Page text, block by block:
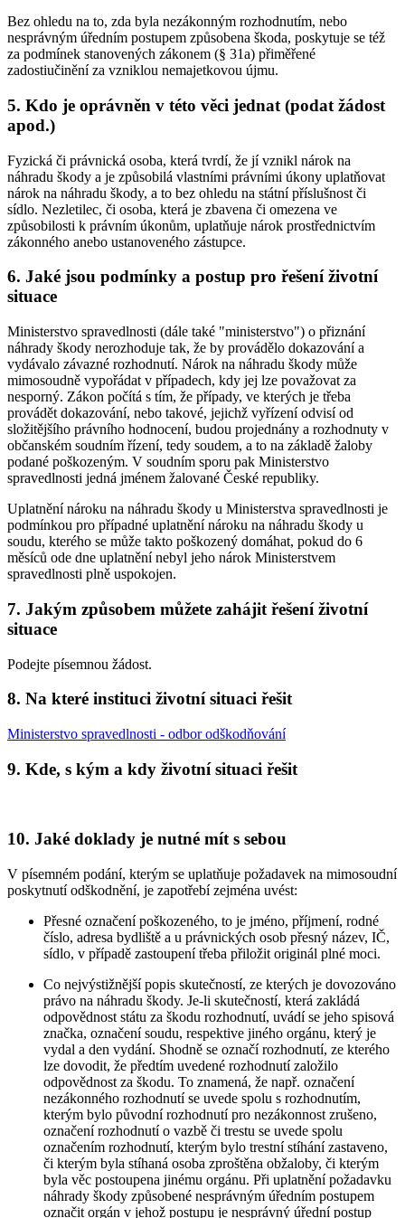
Bez ohledu na to, zda byla nezákonným rozhodnutím, nebo
nesprávným úředním postupem způsobena škoda, poskytuje se též
za podmínek stanovených zákonem (§ 31a) přiměřené
zadostiučinění za vzniklou nemajetkovou újmu.
5. Kdo je oprávněn v této věci jednat (podat žádost
apod.)
Fyzická či právnická osoba, která tvrdí, že jí vznikl nárok na
náhradu škody a je způsobilá vlastními právními úkony uplatňovat
nárok na náhradu škody, a to bez ohledu na státní příslušnost či
sídlo. Nezletilec, či osoba, která je zbavena či omezena ve
způsobilosti k právním úkonům, uplatňuje nárok prostřednictvím
zákonného anebo ustanoveného zástupce.
6. Jaké jsou podmínky a postup pro řešení životní
situace
Ministerstvo spravedlnosti (dále také "ministerstvo") o přiznání
náhrady škody nerozhoduje tak, že by provádělo dokazování a
vydávalo závazné rozhodnutí. Nárok na náhradu škody může
mimosoudně vypořádat v případech, kdy jej lze považovat za
nesporný. Zákon počítá s tím, že případy, ve kterých je třeba
provádět dokazování, nebo takové, jejichž vyřízení odvisí od
složitějšího právního hodnocení, budou projednány a rozhodnuty v
občanském soudním řízení, tedy soudem, a to na základě žaloby
podané poškozeným. V soudním sporu pak Ministerstvo
spravedlnosti jedná jménem žalované České republiky.
Uplatnění nároku na náhradu škody u Ministerstva spravedlnosti je
podmínkou pro případné uplatnění nároku na náhradu škody u
soudu, kterého se může takto poškozený domáhat, pokud do 6
měsíců ode dne uplatnění nebyl jeho nárok Ministerstvem
spravedlnosti plně uspokojen.
7. Jakým způsobem můžete zahájit řešení životní
situace
Podejte písemnou žádost.
8. Na které instituci životní situaci řešit
Ministerstvo spravedlnosti - odbor odškodňování
9. Kde, s kým a kdy životní situaci řešit
10. Jaké doklady je nutné mít s sebou
V písemném podání, kterým se uplatňuje požadavek na mimosoudní
poskytnutí odškodnění, je zapotřebí zejména uvést:
Přesné označení poškozeného, to je jméno, příjmení, rodné
číslo, adresa bydliště a u právnických osob přesný název, IČ,
sídlo, v případě zastoupení třeba přiložit originál plné moci.
Co nejvýstižnější popis skutečností, ze kterých je dovozováno
právo na náhradu škody. Je-li skutečností, která zakládá
odpovědnost státu za škodu rozhodnutí, uvádí se jeho spisová
značka, označení soudu, respektive jiného orgánu, který je
vydal a den vydání. Shodně se označí rozhodnutí, ze kterého
lze dovodit, že předtím uvedené rozhodnutí založilo
odpovědnost za škodu. To znamená, že např. označení
nezákonného rozhodnutí se uvede spolu s rozhodnutím,
kterým bylo původní rozhodnutí pro nezákonnost zrušeno,
označení rozhodnutí o vazbě či trestu se uvede spolu
označením rozhodnutí, kterým bylo trestní stíhání zastaveno,
či kterým byla stíhaná osoba zproštěna obžaloby, či kterým
byla věc postoupena jinému orgánu. Při uplatnění požadavku
náhrady škody způsobené nesprávným úředním postupem
označit orgán v jehož postupu je nesprávný úřední postup